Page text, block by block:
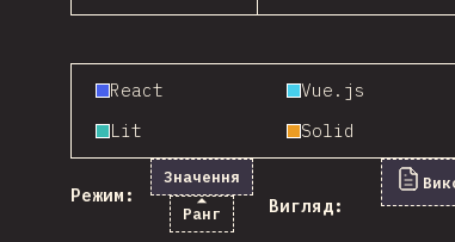
React Vue.js
Lit
Solid
Режим:
Значення
Ранг
Вигляд: